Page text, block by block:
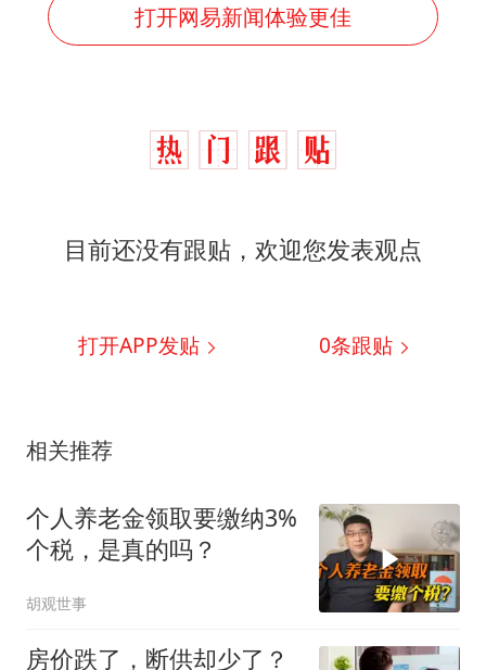
打开网易新闻体验更佳
目前还没有跟贴，欢迎您发表观点
打开APP发贴 0条跟贴
相关推荐
个人养老金领取要缴纳3%
个税，是真的吗？
胡观世事
房价跌了，断供却少了？